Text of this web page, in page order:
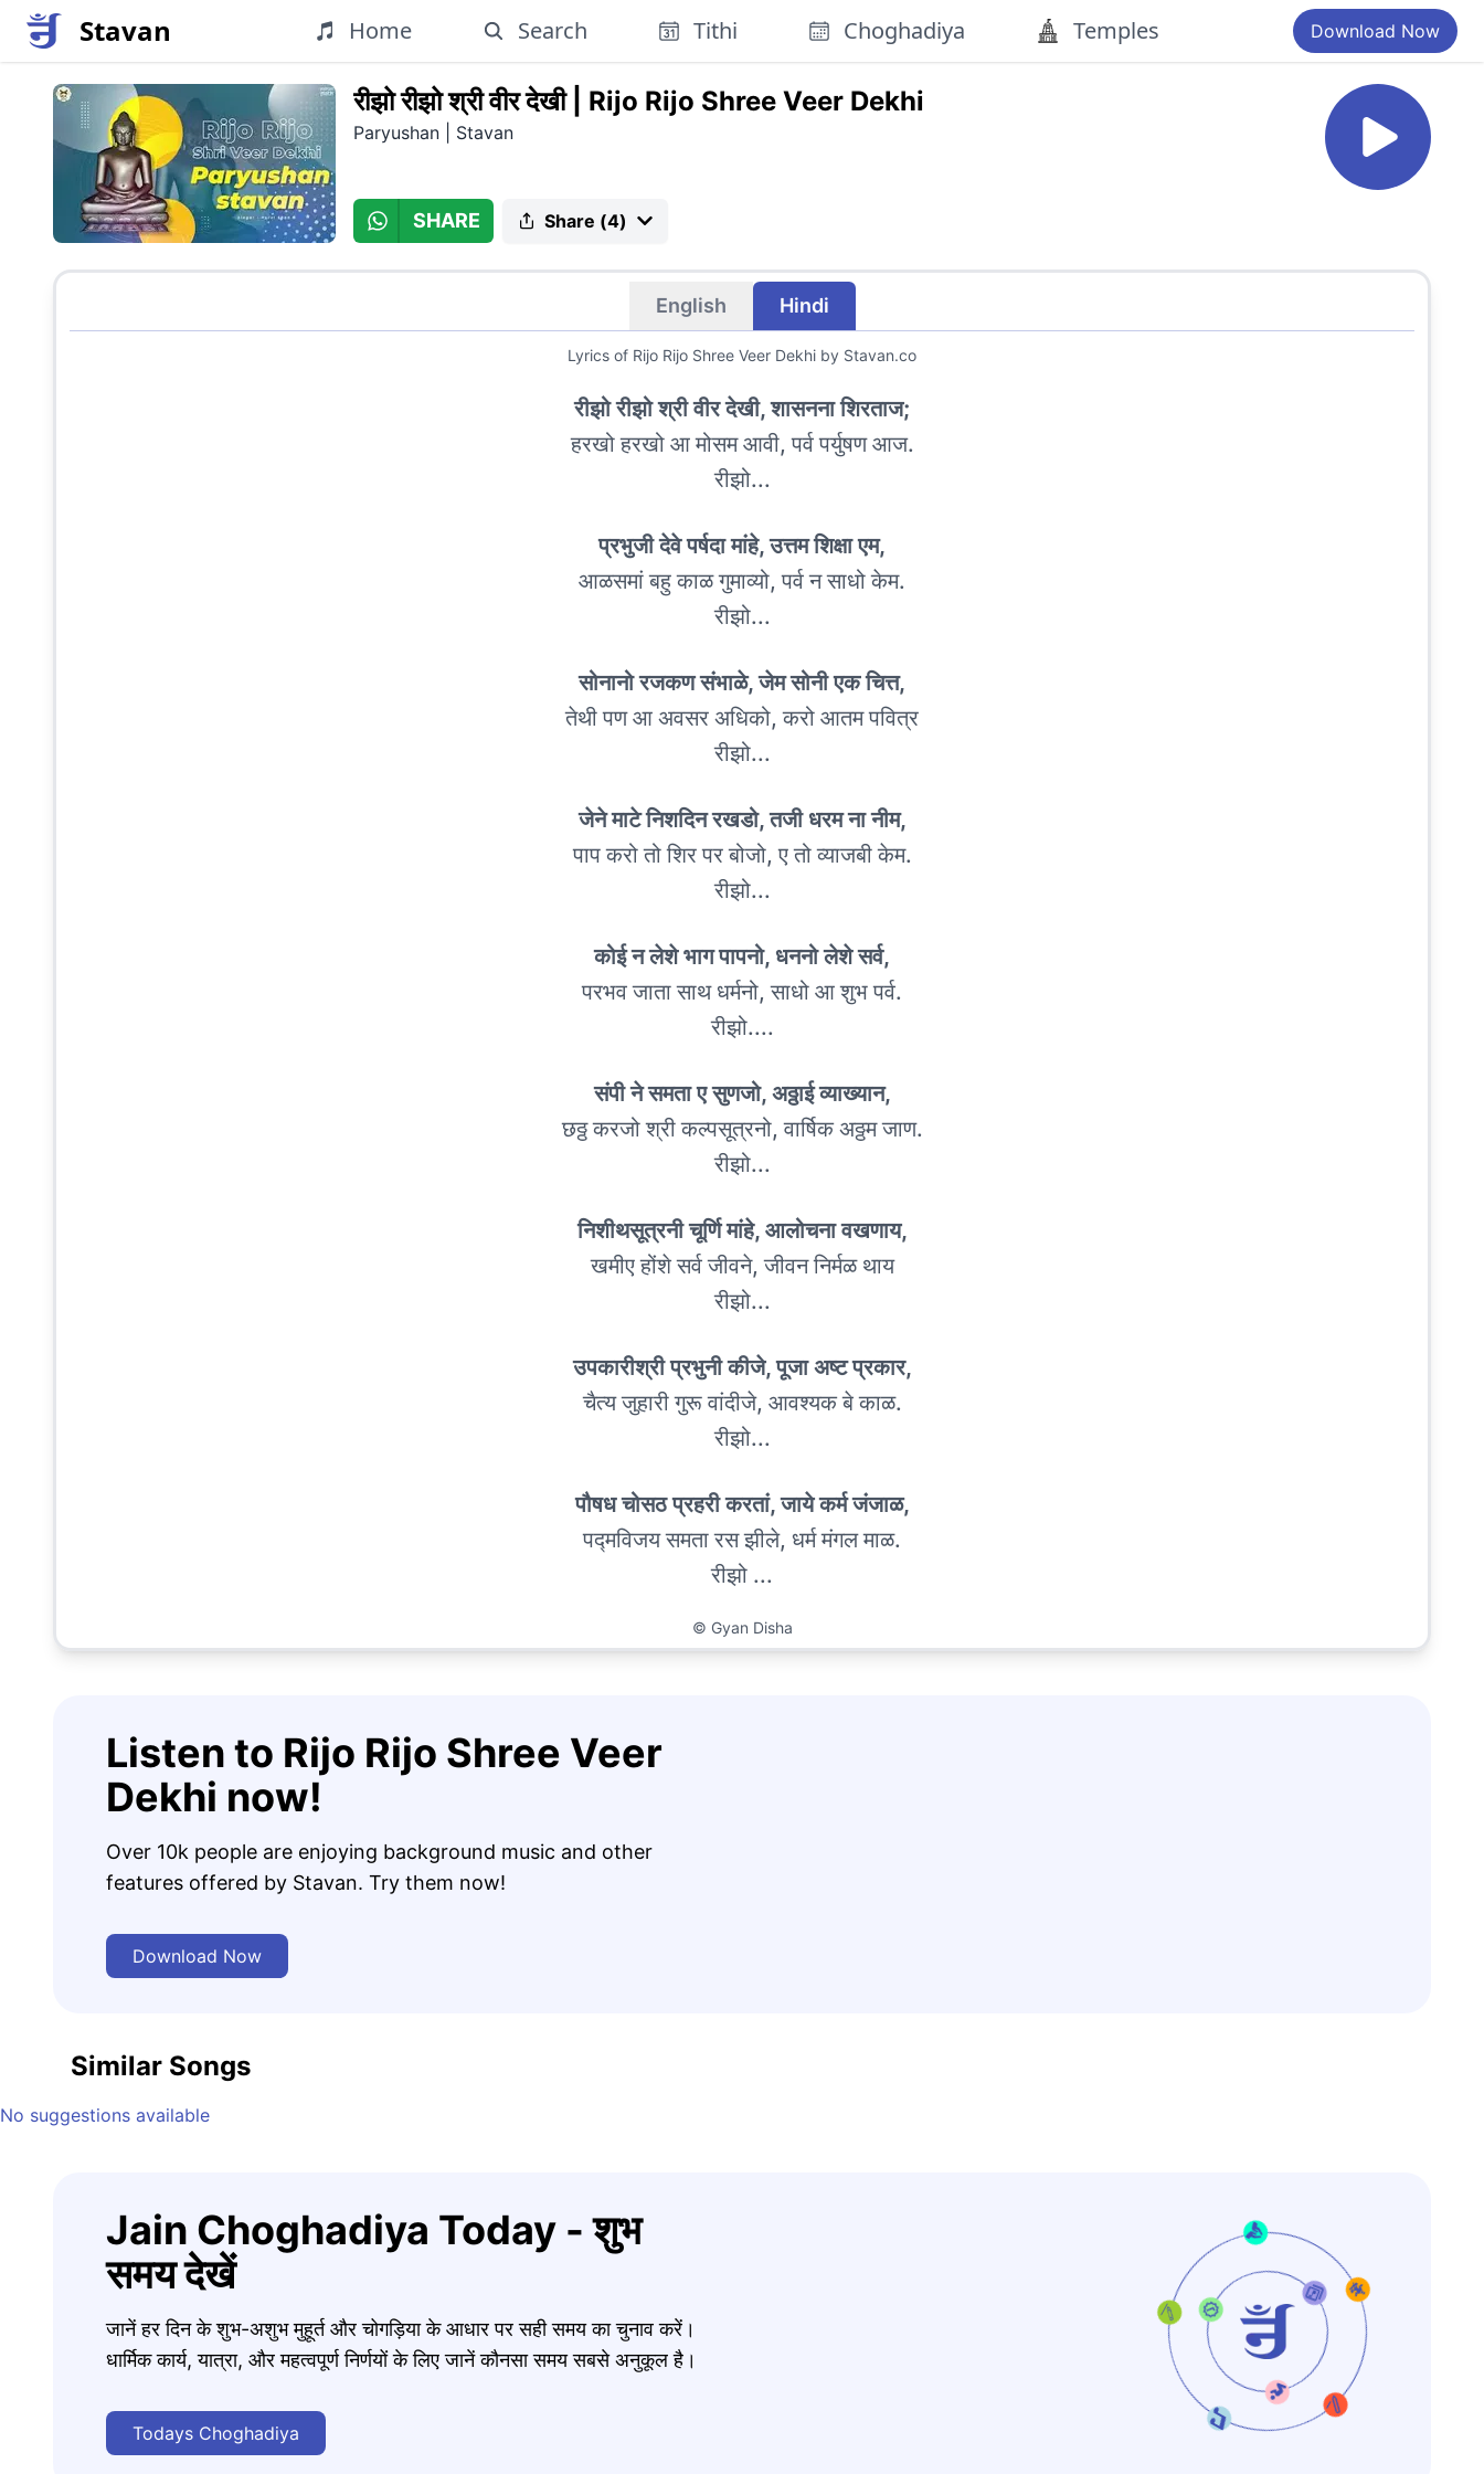
Stavan Home Search Tithi Choghadiya Temples Download Now
रीझो रीझो श्री वीर देखी| Rijo Rijo Shree Veer Dekhi
Paryushan Stavan
SHARE Share (4)
English Hindi
Lyrics of Rijo Rijo Shree Veer Dekhi by Stavan.co
रीझो रीझो श्री वीर देखी, शासनना शिरताज;
हरखो हरखो आ मोसम आवी, पर्व पर्युषण आज.
रीझो...
प्रभुजी देवे पर्षदा मांहे, उत्तम शिक्षा एम,
आळसमां बहु काळ गुमाव्यो, पर्व न साधो केम.
रीझो...
सोनानो रजकण संभाळे, जेम सोनी एक चित्त,
तेथी पण आ अवसर अधिको, करो आतम पवित्र
रीझो...
जेने माटे निशदिन रखडो, तजी धरम ना नीम,
पाप करो तो शिर पर बोजो, ए तो व्याजबी केम.
रीझो...
कोई न लेशे भाग पापनो, धननो लेशे सर्व,
परभव जाता साथ धर्मनो, साधो आ शुभ पर्व.
रीझो....
संपी ने समता ए सुणजो, अठ्ठाई व्याख्यान,
छठ्ठ करजो श्री कल्पसूत्रनो, वार्षिक अठ्ठम जाण.
रीझो...
निशीथसूत्रनी चूर्णि मांहे, आलोचना वखणाय,
खमीए होंशे सर्व जीवने, जीवन निर्मळ थाय
रीझो...
उपकारीश्री प्रभुनी कीजे, पूजा अष्ट प्रकार,
चैत्य जुहारी गुरू वांदीजे, आवश्यक बे काळ.
रीझो...
पौषध चोसठ प्रहरी करतां, जाये कर्म जंजाळ,
पद्मविजय समता रस झीले, धर्म मंगल माळ.
रीझो ...
© Gyan Disha
Listen to Rijo Rijo Shree Veer
Dekhi now!
Over 10k people are enjoying background music and other
features offered by Stavan. Try them now!
Download Now
Similar Songs
No suggestions available
Jain Choghadiya Today - शुभ
समय देखें
जानें हर दिन के शुभ-अशुभ मुहूर्त और चोगड़िया के आधार पर सही समय का चुनाव करें।
धार्मिक कार्य, यात्रा, और महत्वपूर्ण निर्णयों के लिए जानें कौनसा समय सबसे अनुकूल है।
Todays Choghadiya